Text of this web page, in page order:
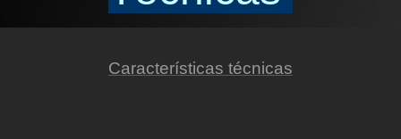
Características técnicas